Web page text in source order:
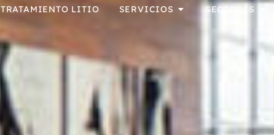
TRATAMIENTO LITIO SERVICIOS SECTORES